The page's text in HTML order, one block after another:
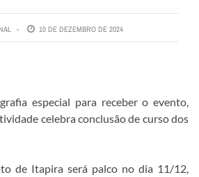
10 DE DEZEMBRO DE 2024
especial para receber o evento,
celebra conclusão de curso dos
de Itapira será palco no dia 11/12,